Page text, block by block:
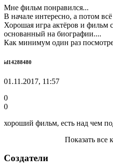
Мне фильм понравился...
В начале интересно, а потом
Хорошая игра актёров и фильм
основанный на биографии....
Как минимум один раз
id14288480
01.11.2017, 11:57
0
0
хороший фильм, есть над чем
Показать все
Создатели